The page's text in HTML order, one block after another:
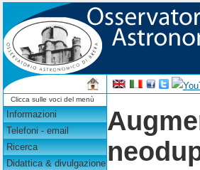
Clicca sulle voci del menù
Informazioni
Telefoni - email
Ricerca
Didattica & divulgazione